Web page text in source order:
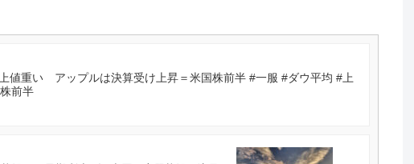
値重い アップルは決算受け上昇＝米国株前半 #一服 #ダウ平均 #上
前半